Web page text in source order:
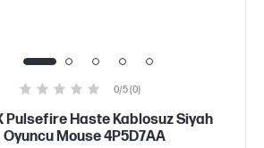
0/5 (0)
Pulsefire Haste Kablosuz Siyah
Oyuncu Mouse 4P5D7AA